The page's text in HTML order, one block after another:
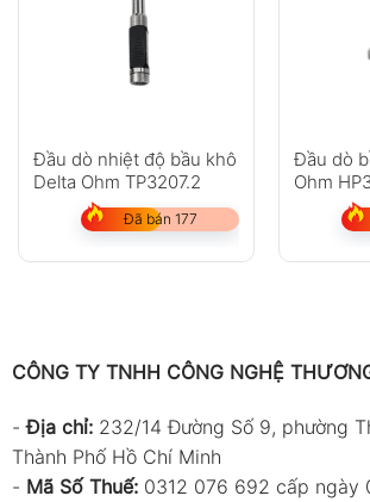
Đầu dò nhiệt độ bầu khô
Delta Ohm TP3207.2
Đã bán 177
Đầu dò
Ohm
CÔNG TY TNHH CÔNG NGHỆ
-Địa chỉ: 232/14 Đường Số 9, phường
Thành Phố Hồ Chí Minh
- Mã Số Thuế: 0312 076 692 cấp ngày